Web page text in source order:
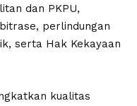
dan PKPU,
perlindungan
serta Hak Kekayaan
kualitas